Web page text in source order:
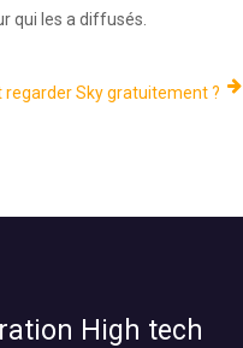
qui les a diffusés.
regarder Sky gratuitement ?
High tech